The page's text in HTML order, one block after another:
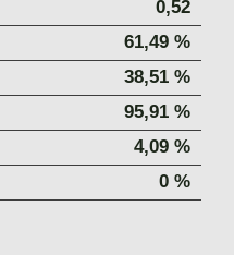
0,52
61,49 %
38,51 %
95,91 %
4,09 %
0 %